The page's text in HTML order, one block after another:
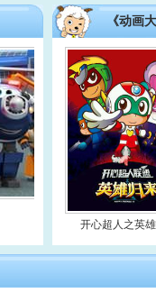
《动画
开心超人之英